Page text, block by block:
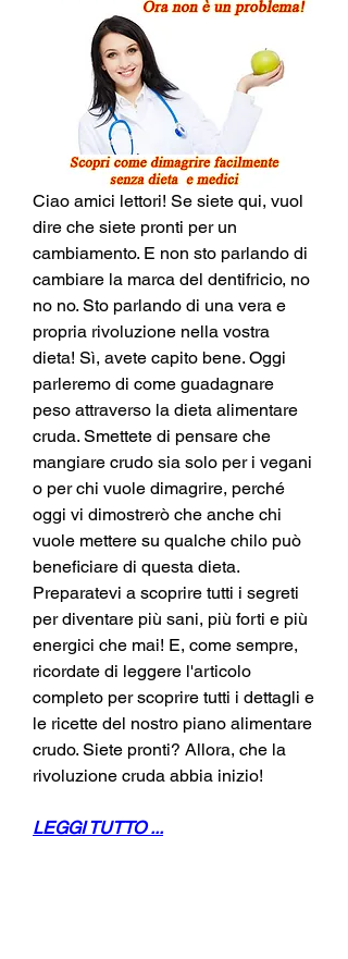
Ciao amici lettori! Se siete qui, vuol
dire che siete pronti per un
cambiamento. E non sto parlando di
cambiare la marca del dentifricio, no
no no. Sto parlando di una vera e
propria rivoluzione nella vostra
dieta! Sì, avete capito bene. Oggi
parleremo di come guadagnare
peso attraverso la dieta alimentare
cruda. Smettete di pensare che
mangiare crudo sia solo per i vegani
o per chi vuole dimagrire, perché
oggi vi dimostrerò che anche chi
vuole mettere su qualche chilo può
beneficiare di questa dieta.
Preparatevi a scoprire tutti i segreti
per diventare più sani, più forti e più
energici che mai! E, come sempre,
ricordate di leggere l'articolo
completo per scoprire tutti i dettagli e
le ricette del nostro piano alimentare
crudo. Siete pronti? Allora, che la
rivoluzione cruda abbia inizio!
LEGGI TUTTO ...